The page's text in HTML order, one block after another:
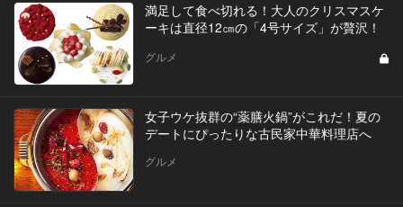
満足して食べ切れる！大人のクリスマスケ
ーキは直径12㎝の「4号サイズ」が贅沢！
グルメ
女子ウケ抜群の“薬膳火鍋”がこれだ！夏の
デートにぴったりな古民家中華料理店へ
グルメ